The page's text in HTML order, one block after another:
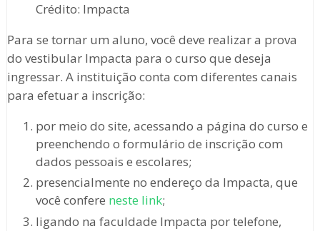
Crédito: Impacta
Para se tornar um aluno, você deve realizar a prova
do vestibular Impacta para o curso que deseja
ingressar. A instituição conta com diferentes canais
para efetuar a inscrição:
por meio do site, acessando a página do curso e
preenchendo o formulário de inscrição com
dados pessoais e escolares;
presencialmente no endereço da Impacta, que
você confere neste link;
ligando na faculdade Impacta por telefone,